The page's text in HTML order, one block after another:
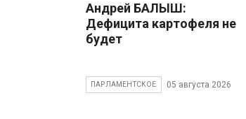
Андрей БАЛЫШ:
Дефицита картофеля не
будет
ПАРЛАМЕНТСКОЕ 05 августа 2026